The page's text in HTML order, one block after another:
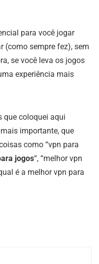
para você jogar
(como sempre fez), sem
se você leva os jogos
experiência mais
que coloquei aqui
importante, que
como “vpn para
jogos“, “melhor vpn
é a melhor vpn para